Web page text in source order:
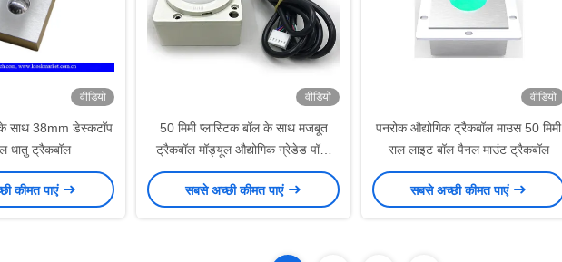
वीडियो
साथ 38mm डेस्कटॉप
धातु ट्रैकबॉल
कीमत पाएं
वीडियो
50 मिमी प्लास्टिक बॉल के साथ मजबूत
ट्रैकबॉल मॉड्यूल औद्योगिक ग्रेडेड पॉली
कार्बोनेट आवरण
सबसे अच्छी कीमत पाएं
वीडियो
पनरोक औद्योगिक ट्रैकबॉल माउस 50 मिमी
राल लाइट बॉल पैनल माउंट ट्रैकबॉल
सबसे अच्छी कीमत पाएं